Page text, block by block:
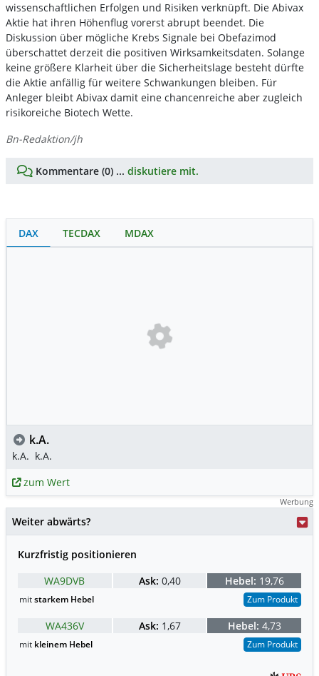
wissenschaftlichen Erfolgen und Risiken verknüpft. Die Abivax
Aktie hat ihren Höhenflug vorerst abrupt beendet. Die
Diskussion über mögliche Krebs Signale bei Obefazimod
überschattet derzeit die positiven Wirksamkeitsdaten. Solange
keine größere Klarheit über die Sicherheitslage besteht dürfte
die Aktie anfällig für weitere Schwankungen bleiben. Für
Anleger bleibt Abivax damit eine chancenreiche aber zugleich
risikoreiche Biotech Wette.
Bn-Redaktion/jh
Kommentare (0) ... diskutiere mit.
DAX TECDAX MDAX
k.A.
k.A. k.A.
zum Wert
Werbung
Weiter abwärts?
Kurzfristig positionieren
WA9DVB
Ask: 0,40 Hebel: 19,76
mitstarkem Hebel Zum Produkt
WA436V Ask: 1,67 Hebel: 4,73
mit kleinem Hebel Zum Produkt